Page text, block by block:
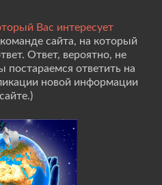
Вас интересует
сайта, на который
Ответ, вероятно, не
постараемся ответить на
новой информации